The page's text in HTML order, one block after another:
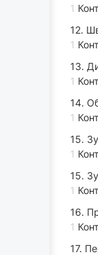
1
12.
1
13.
1
14.
1
15.
1
15.
1
16.
1
17.